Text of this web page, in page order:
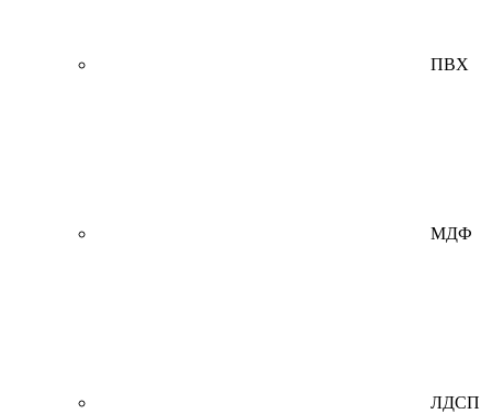
ПВХ
МДФ
ЛДСП